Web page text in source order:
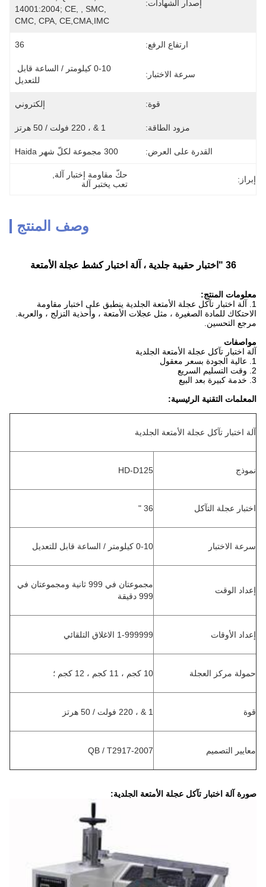
إصدار الشهادات:
14001:2004; CE, , SMC,
CMC, CPA, CE,CMA,IMC
ارتفاع الرفع: 36
سرعة الاختبار:
للتعديل
قوة: إلكتروني
مزود الطاقة: 1 & ، 220 فولت / 50 هرتز
القدرة على العرض: 300 مجموعة لكلّ شهر Haida
إبراز: حكّ مقاومة إختبار آلة
تعب يختبر آلة
وصف المنتج
36 "اختبار حقيبة جلدية ، آلة اختبار كشط عجلة الأمتعة
معلومات المنتج:
1. آلة اختبار تآكل عجلة الأمتعة الجلدية
ينطبق على اختبار مقاومة
الاحتكاك للمادة الصغيرة ، مثل عجلات الأمتعة ، وأحذية التزلج ، والعربة.
مرجع التحسين.
مواصفات
آلة اختبار تآكل عجلة الأمتعة الجلدية
1. عالية الجودة بسعر معقول
2. وقت التسليم السريع
3. خدمة كبيرة بعد البيع
المعلمات التقنية الرئيسية:
آلة اختبار تآكل عجلة الأمتعة الجلدية
نموذج HD-D125
اختبار عجلة التآكل 36 "
سرعة الاختبار 0-10 كيلومتر / الساعة قابل للتعديل
إعداد الوقت
مجموعتان في 999 ثانية ومجموعتان في
999 دقيقة
إعداد الأوقات 1-999999 الاغلاق التلقائي
حمولة مركز العجلة 10 كجم ، 11 كجم ، 12 كجم ؛
قوة 1 & ، 220 فولت / 50 هرتز
معايير التصميم QB / T2917-2007
صورة آلة اختبار تآكل عجلة الأمتعة الجلدية: